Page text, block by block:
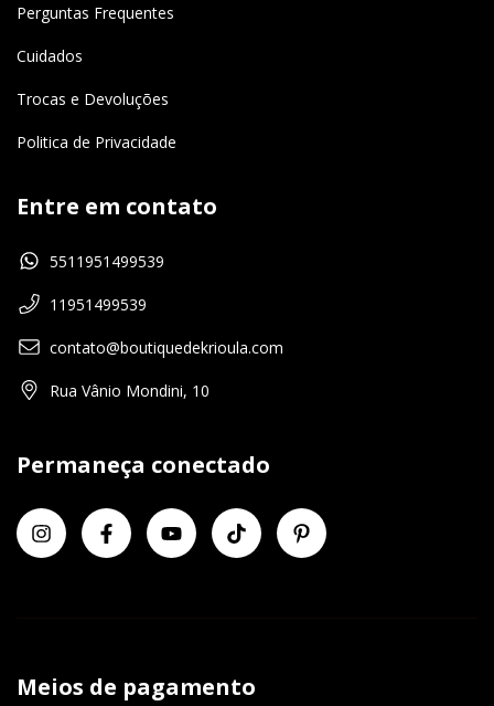
Perguntas Frequentes
Cuidados
Trocas e Devoluções
Politica de Privacidade
Entre em contato
5511951499539
11951499539
contato@boutiquedekrioula.com
Rua Vânio Mondini, 10
Permaneça conectado
Meios de pagamento